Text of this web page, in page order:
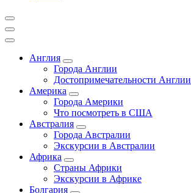
Англия
Города Англии
Достопримечательности Англии
Америка
Города Америки
Что посмотреть в США
Австралия
Города Австралии
Экскурсии в Австралии
Африка
Страны Африки
Экскурсии в Африке
Болгария